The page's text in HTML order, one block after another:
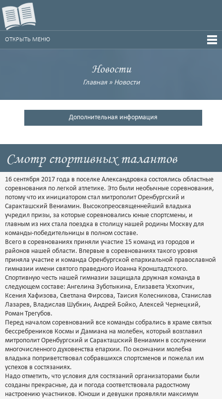
ОТКРЫТЬ МЕНЮ
Новости
Главная» Новости
Дополнительная информация
Смотр спортивных талантов
16 сентября 2017 года в поселке Александровка состоялись областные
соревнования по легкой атлетике. Это были необычные соревнования,
потому что их инициатором стал митрополит Оренбургский и
Саракташский Вениамин. Высокопреосвященнейший владыка
учредил призы, за которые соревновались юные спортсмены, и
главным из них стала поездка в столицу нашей родины Москву для
команды-победительницы в полном составе.
Всего в соревнованиях приняли участие 15 команд из городов и
районов нашей области. Впервые в соревнованиях такого уровня
приняла участие и команда Оренбургской епархиальной православной
гимназии имени святого праведного Иоанна Кронштадтского.
Спортивную честь нашей гимназии защищала дружная команда в
следующем составе: Ангелина Зуботыкина, Елизавета Усхопчик,
Ксения Хафизова, Светлана Фирсова, Таисия Колесникова, Станислав
Лазарев, Владислав Шубкин, Андрей Бойко, Алексей Чернецкий,
Роман Трегубов.
Перед началом соревнований все команды собрались в храме святых
бессребреников Космы и Дамиана на молебен, который возглавил
митрополит Оренбургский и Саракташский Вениамин в сослужении
многочисленного духовенства епархии. По окончании молебна
владыка поприветствовал собравшихся спортсменов и пожелал им
успехов в состязаниях.
Надо отметить, что условия для состязаний организаторами были
созданы прекрасные, да и погода соответствовала радостному
настроению участников. Юноши и девушки проявляли максимум